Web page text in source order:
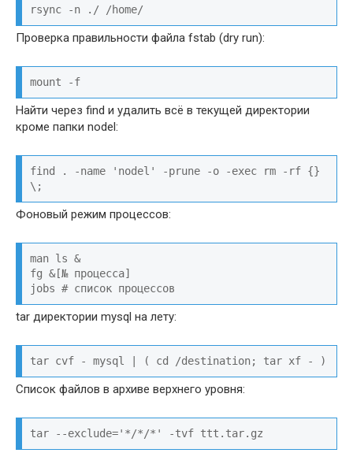
rsync -n ./ /home/
Проверка правильности файла fstab (dry run):
mount -f
Найти через find и удалить всё в текущей директории
кроме папки nodel:
find . -name 'nodel' -prune -o -exec rm -rf {}
\;
Фоновый режим процессов:
man ls &
fg &[№ процесса]
jobs # список процессов
tar директории mysql на лету:
tar cvf - mysql | ( cd /destination; tar xf - )
Список файлов в архиве верхнего уровня:
tar --exclude='*/*/*' -tvf ttt.tar.gz